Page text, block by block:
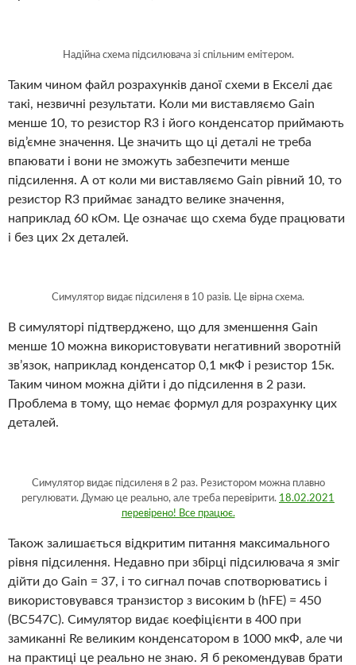
Надійна схема підсилювача зі спільним емітером.
Таким чином файл розрахунків даної схеми в Екселі дає
такі, незвичні результати. Коли ми виставляємо Gain
менше 10, то резистор R3 і його конденсатор приймають
від’ємне значення. Це значить що ці деталі не треба
впаювати і вони не зможуть забезпечити менше
підсилення. А от коли ми виставляємо Gain рівний 10, то
резистор R3 приймає занадто велике значення,
наприклад 60 кОм. Це означає що схема буде працювати
і без цих 2х деталей.
Симулятор видає підсиленя в 10 разів. Це вірна схема.
В симуляторі підтверджено, що для зменшення Gain
менше 10 можна використовувати негативний зворотній
зв’язок, наприклад конденсатор 0,1 мкФ і резистор 15к.
Таким чином можна дійти і до підсилення в 2 рази.
Проблема в тому, що немає формул для розрахунку цих
деталей.
Симулятор видає підсиленя в 2 раз. Резистором можна плавно
регулювати. Думаю це реально, але треба перевірити. 18.02.2021
перевірено! Все працює.
Також залишається відкритим питання максимального
рівня підсилення. Недавно при збірці підсилювача я зміг
дійти до Gain = 37, і то сигнал почав спотворюватись і
використовувався транзистор з високим b (hFE) = 450
(BC547C). Симулятор видає коефіцієнти в 400 при
замиканні Re великим конденсатором в 1000 мкФ, але чи
на практиці це реально не знаю. Я б рекомендував брати